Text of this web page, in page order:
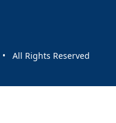
All Rights Reserved